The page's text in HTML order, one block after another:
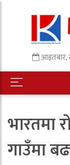
आइतबार,
भारतमा
गाउँमा